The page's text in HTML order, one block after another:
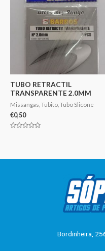
TUBO RETRACTIL
TRANSPARENTE 2.0MM
Missangas, Tubito, Tubo Slicone
€0,50
Bordinheira,